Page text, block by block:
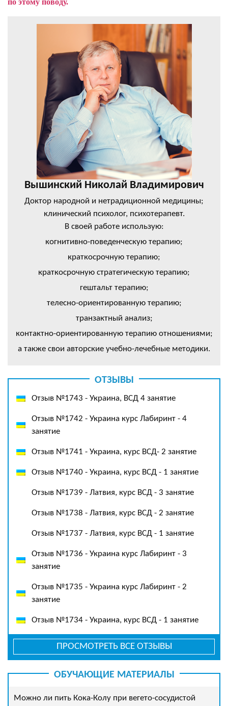
по этому поводу.
Вышинский Николай Владимирович
Доктор народной и нетрадиционной медицины;
клинический психолог, психотерапевт.
В своей работе использую:
когнитивно-поведенческую терапию;
краткосрочную терапию;
краткосрочную стратегическую терапию;
гештальт терапию;
телесно-ориентированную терапию;
транзактный анализ;
контактно-ориентированную терапию отношениями;
а также свои авторские учебно-лечебные методики.
ОТЗЫВЫ
Отзыв №1743 - Украина, ВСД 4 занятие
Отзыв №1742 - Украина курс Лабиринт - 4
занятие
Отзыв №1741 - Украина, курс ВСД- 2 занятие
Отзыв №1740 - Украина, курс ВСД - 1 занятие
Отзыв №1739 - Латвия, курс ВСД - 3 занятие
Отзыв №1738 - Латвия, курс ВСД - 2 занятие
Отзыв №1737 - Латвия, курс ВСД - 1 занятие
Отзыв №1736 - Украина курс Лабиринт - 3
занятие
Отзыв №1735 - Украина курс Лабиринт - 2
занятие
Отзыв №1734 - Украина, курс ВСД - 1 занятие
ПРОСМОТРЕТЬ ВСЕ ОТЗЫВЫ
ОБУЧАЮЩИЕ МАТЕРИАЛЫ
Можно ли пить Кока-Колу при вегето-сосудистой